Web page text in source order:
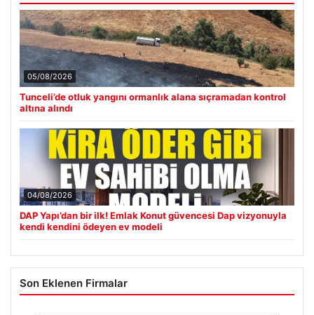
05/08/2026
Tunceli’de otluk yangını ormanlık alana sıçramadan kontrol
altına alındı
04/08/2026
DAP Yapı’dan bir ilk! Emlak Konut güvencesi Dap vizyonuyla
kendi kendini ödeyen ev modeli
Son Eklenen Firmalar